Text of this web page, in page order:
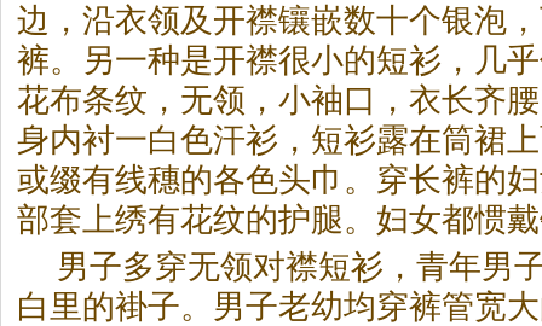
边，沿衣领及开襟镶嵌数十个银泡
裤。另一种是开襟很小的短衫，几
花布条纹，无领，小袖口，衣长齐
身内衬一白色汗衫，短衫露在筒裙
或缀有线穗的各色头巾。穿长裤的
部套上绣有花纹的护腿。妇女都惯
男子多穿无领对襟短衫，青年男
白里的褂子。男子老幼均穿裤管宽